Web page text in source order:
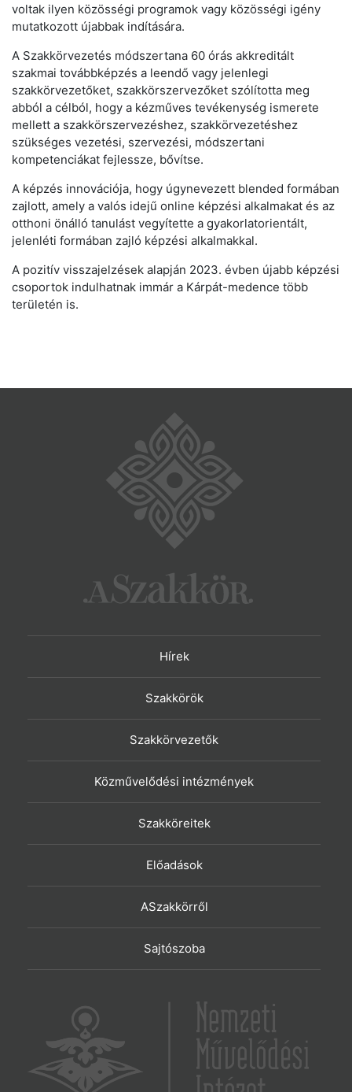
voltak ilyen közösségi programok vagy közösségi igény
mutatkozott újabbak indítására.
A Szakkörvezetés módszertana 60 órás akkreditált
szakmai továbbképzés a leendő vagy jelenlegi
szakkörvezetőket, szakkörszervezőket szólította meg
abból a célból, hogy a kézműves tevékenység ismerete
mellett a szakkörszervezéshez, szakkörvezetéshez
szükséges vezetési, szervezési, módszertani
kompetenciákat fejlessze, bővítse.
A képzés innovációja, hogy úgynevezett blended formában
zajlott, amely a valós idejű online képzési alkalmakat és az
otthoni önálló tanulást vegyítette a gyakorlatorientált,
jelenléti formában zajló képzési alkalmakkal.
A pozitív visszajelzések alapján 2023. évben újabb képzési
csoportok indulhatnak immár a Kárpát-medence több
területén is.
Hírek
Szakkörök
Szakkörvezetők
Közművelődési intézmények
Szakköreitek
Előadások
ASzakkörről
Sajtószoba